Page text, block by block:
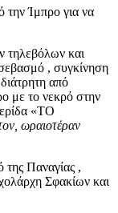
την Ίμπρο για να
τηλεβόλων και
, συγκίνηση
από
με το νεκρό στην
«ΤΟ
ωραιοτέραν
Παναγίας ,
Σφακίων και